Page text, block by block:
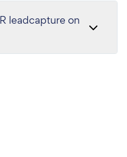
leadcapture on